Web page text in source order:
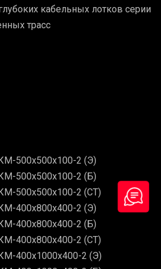
кабельных лотков серии
трасс
500х500х100-2 (Э)
500х500х100-2 (Б)
500х500х100-2 (СТ)
400х800х400-2 (Э)
400х800х400-2 (Б)
400х800х400-2 (СТ)
400х1000х400-2 (Э)